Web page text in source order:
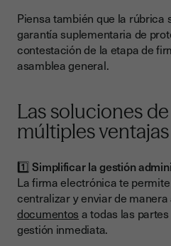
Piensa también que la rúbrica
garantía suplementaria de
contestación de la etapa de
asamblea general.
Las soluciones
múltiples ventajas
1️⃣ Simplificar la gestión
La firma electrónica te
centralizar y enviar de
documentos a todas las
gestión inmediata.